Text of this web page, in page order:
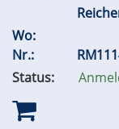
Wo:
Nr.:
Status: